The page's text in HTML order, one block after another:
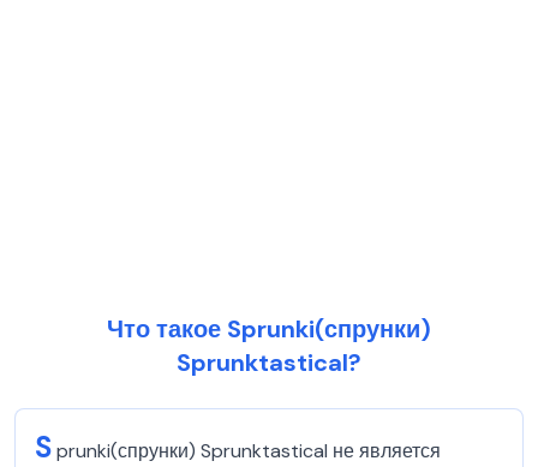
Что такое Sprunki(спрунки)
Sprunktastical?
Sprunki(спрунки) Sprunktastical не является